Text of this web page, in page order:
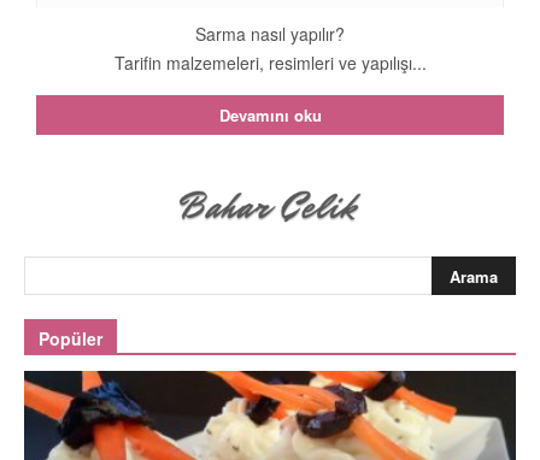
Sarma nasıl yapılır?
Tarifin malzemeleri, resimleri ve yapılışı...
Devamını oku
Popüler